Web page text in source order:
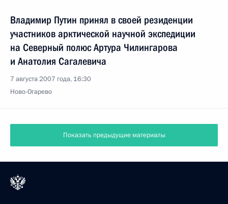
Владимир Путин принял в своей резиденции
участников арктической научной экспедиции
на Северный полюс Артура Чилингарова
и Анатолия Сагалевича
7 августа 2007 года, 16:30
Ново-Огарево
Показать предыдущие материалы